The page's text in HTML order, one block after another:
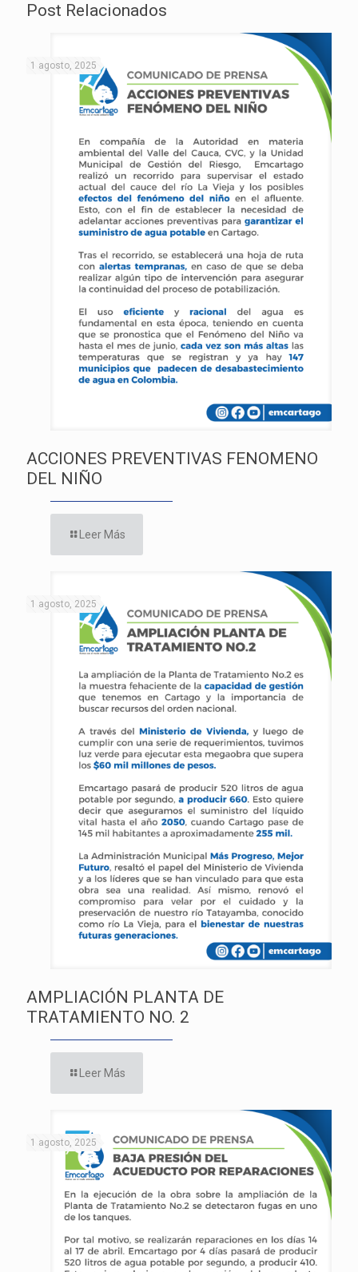
Post Relacionados
1 agosto, 2025
ACCIONES PREVENTIVAS FENOMENO
DEL NIÑO
Leer Más
1 agosto, 2025
AMPLIACIÓN PLANTA DE
TRATAMIENTO NO. 2
Leer Más
1 agosto, 2025